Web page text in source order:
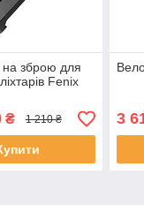
на зброю для
Fenix
₴ 1 210 ₴ 3